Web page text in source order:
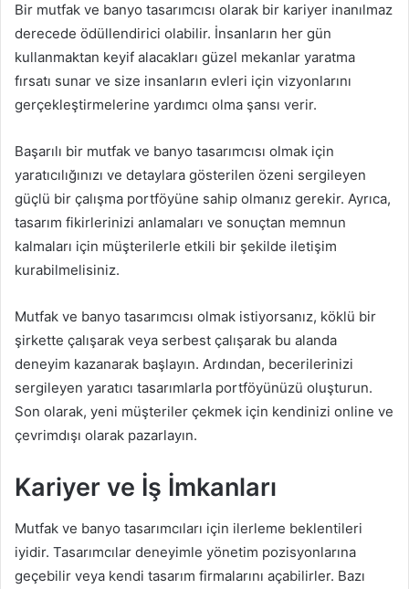
Bir mutfak ve banyo tasarımcısı olarak bir kariyer inanılmaz
derecede ödüllendirici olabilir. İnsanların her gün
kullanmaktan keyif alacakları güzel mekanlar yaratma
fırsatı sunar ve size insanların evleri için vizyonlarını
gerçekleştirmelerine yardımcı olma şansı verir.
Başarılı bir mutfak ve banyo tasarımcısı olmak için
yaratıcılığınızı ve detaylara gösterilen özeni sergileyen
güçlü bir çalışma portföyüne sahip olmanız gerekir. Ayrıca,
tasarım fikirlerinizi anlamaları ve sonuçtan memnun
kalmaları için müşterilerle etkili bir şekilde iletişim
kurabilmelisiniz.
Mutfak ve banyo tasarımcısı olmak istiyorsanız, köklü bir
şirkette çalışarak veya serbest çalışarak bu alanda
deneyim kazanarak başlayın. Ardından, becerilerinizi
sergileyen yaratıcı tasarımlarla portföyünüzü oluşturun.
Son olarak, yeni müşteriler çekmek için kendinizi online ve
çevrimdışı olarak pazarlayın.
Kariyer ve İş İmkanları
Mutfak ve banyo tasarımcıları için ilerleme beklentileri
iyidir. Tasarımcılar deneyimle yönetim pozisyonlarına
geçebilir veya kendi tasarım firmalarını açabilirler. Bazı